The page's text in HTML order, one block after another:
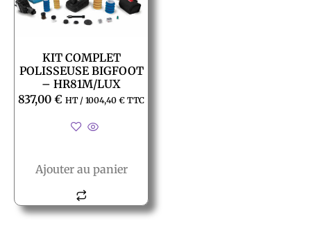
KIT COMPLET
POLISSEUSE BIGFOOT
– HR81M/LUX
837,00 € HT / 1004,40 € TTC
Ajouter au panier